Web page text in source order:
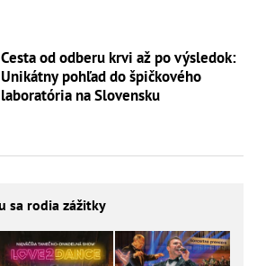
Cesta od odberu krvi až po výsledok:
Unikátny pohľad do špičkového
laboratória na Slovensku
sa rodia zážitky